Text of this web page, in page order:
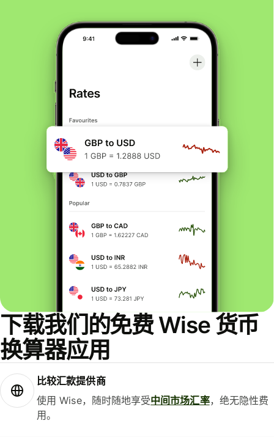
下载我们的免费 Wise 货币
换算器应用
比较汇款提供商
使用 Wise，随时随地享受中间市场汇率，绝无隐性费
用。